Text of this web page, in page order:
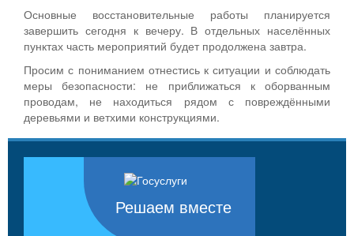
Основные восстановительные работы планируется
завершить сегодня к вечеру. В отдельных населённых
пунктах часть мероприятий будет продолжена завтра.
Просим с пониманием отнестись к ситуации и соблюдать
меры безопасности: не приближаться к оборванным
проводам, не находиться рядом с повреждёнными
деревьями и ветхими конструкциями.
Решаем вместе